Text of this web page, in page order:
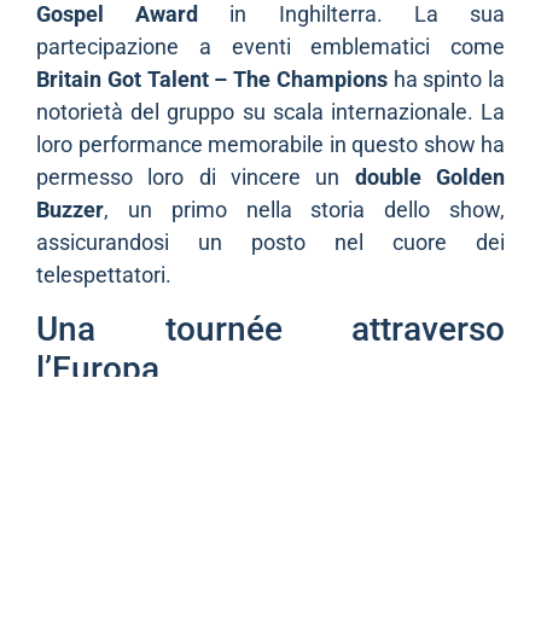
Gospel Award
in Inghilterra. La sua
partecipazione a eventi emblematici come
Britain Got Talent – The Championsha spinto la
notorietà del gruppo su scala internazionale. La
loro performance memorabile in questo show ha
permesso loro di vincere un double Golden
Buzzer, un primo nella storia dello show,
assicurandosi un posto nel cuore dei
telespettatori.
Una tournée attraverso
l’Europa